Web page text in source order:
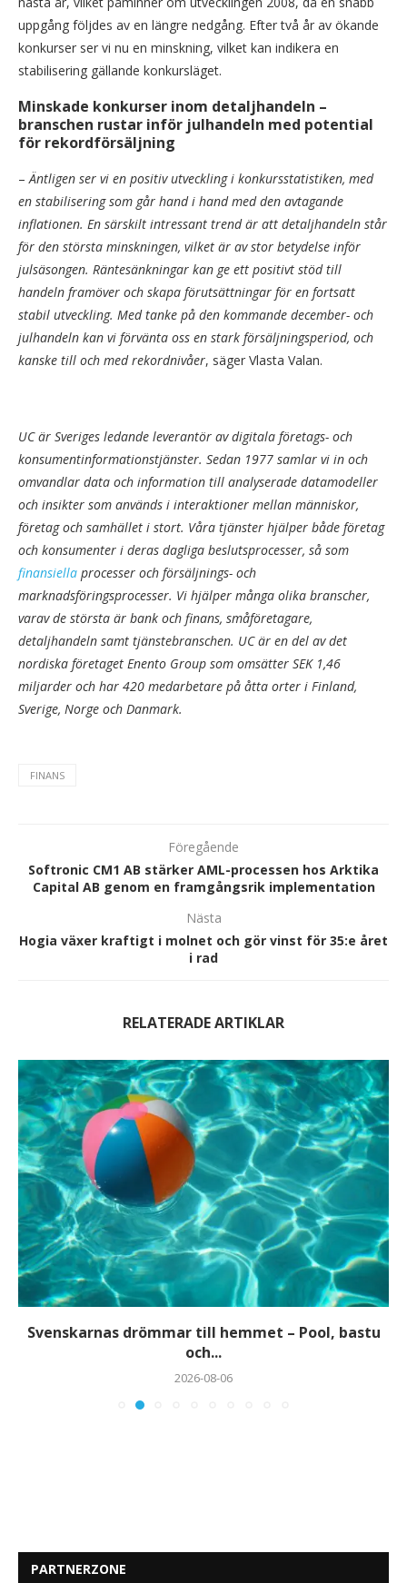
uppgång följdes av en längre nedgång. Efter två år av ökande
konkurser ser vi nu en minskning, vilket kan indikera en
stabilisering gällande konkursläget.
Minskade konkurser inom detaljhandeln –
branschen rustar inför julhandeln med potential
för rekordförsäljning
– Äntligen ser vi en positiv utveckling i konkursstatistiken, med
en stabilisering som går hand i hand med den avtagande
inflationen. En särskilt intressant trend är att detaljhandeln står
för den största minskningen, vilket är av stor betydelse inför
julsäsongen. Räntesänkningar kan ge ett positivt stöd till
handeln framöver och skapa förutsättningar för en fortsatt
stabil utveckling. Med tanke på den kommande december- och
julhandeln kan vi förvänta oss en stark försäljningsperiod, och
kanske till och med rekordnivåer, säger Vlasta Valan.
UC är Sveriges ledande leverantör av digitala företags- och
konsumentinformationstjänster. Sedan 1977 samlar vi in och
omvandlar data och information till analyserade datamodeller
och insikter som används i interaktioner mellan människor,
företag och samhället i stort. Våra tjänster hjälper både företag
och konsumenter i deras dagliga beslutsprocesser, så som
finansiella processer och försäljnings- och
marknadsföringsprocesser. Vi hjälper många olika branscher,
varav de största är bank och finans, småföretagare,
detaljhandeln samt tjänstebranschen. UC är en del av det
nordiska företaget Enento Group som omsätter SEK 1,46
miljarder och har 420 medarbetare på åtta orter i Finland,
Sverige, Norge och Danmark.
FINANS
Föregående
Softronic CM1 AB stärker AML-processen hos Arktika
Capital AB genom en framgångsrik implementation
Nästa
Hogia växer kraftigt i molnet och gör vinst för 35:e året
i rad
RELATERADE ARTIKLAR
Svenskarnas drömmar till hemmet – Pool, bastu
och...
2026-08-06
PARTNERZONE